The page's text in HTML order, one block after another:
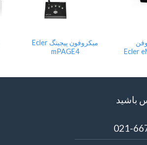
میکروفون پیجینگ Ecler
mPAGE4
باشید
021-